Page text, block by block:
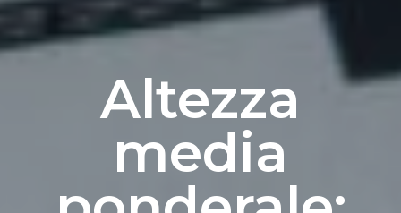
Altezza
media